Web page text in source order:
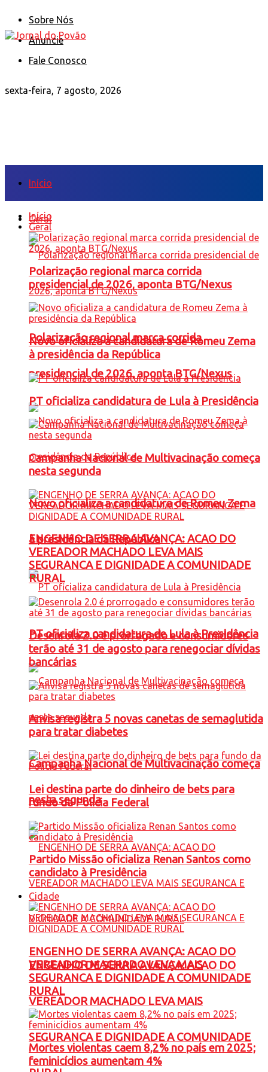
Sobre Nós
Anuncie
Fale Conosco
sexta-feira, 7 agosto, 2026
Início
Geral
Polarização regional marca corrida
presidencial de 2026, aponta BTG/Nexus
Novo oficializa a candidatura de Romeu Zema
à presidência da República
PT oficializa candidatura de Lula à Presidência
Campanha Nacional de Multivacinação começa
nesta segunda
ENGENHO DE SERRA AVANÇA: ACAO DO
VEREADOR MACHADO LEVA MAIS
SEGURANCA E DIGNIDADE A COMUNIDADE
Início
Geral
Polarização regional marca corrida
presidencial de 2026, aponta BTG/Nexus
Novo oficializa a candidatura de Romeu Zema
à presidência da República
PT oficializa candidatura de Lula à Presidência
Campanha Nacional de Multivacinação começa
nesta segunda
ENGENHO DE SERRA AVANÇA: ACAO DO
VEREADOR MACHADO LEVA MAIS
SEGURANCA E DIGNIDADE A COMUNIDADE
RURAL
Desenrola 2.0 é prorrogado e consumidores
terão até 31 de agosto para renegociar dívidas
bancárias
Anvisa registra 5 novas canetas de semaglutida
para tratar diabetes
Lei destina parte do dinheiro de bets para
fundo da Polícia Federal
Partido Missão oficializa Renan Santos como
candidato à Presidência
Cidade
ENGENHO DE SERRA AVANÇA: ACAO DO
VEREADOR MACHADO LEVA MAIS
SEGURANCA E DIGNIDADE A COMUNIDADE
RURAL
Mortes violentas caem 8,2% no país em 2025;
feminicídios aumentam 4%